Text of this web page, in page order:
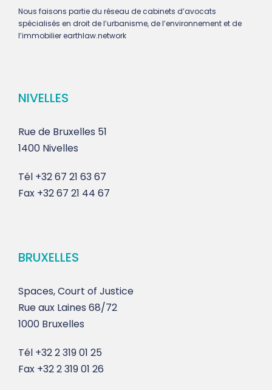
Nous faisons partie du réseau de cabinets d’avocats
spécialisés en droit de l’urbanisme, de l’environnement et de
l’immobilier earthlaw.network
NIVELLES
Rue de Bruxelles 51
1400 Nivelles
Tél +32 67 21 63 67
Fax +32 67 21 44 67
BRUXELLES
Spaces, Court of Justice
Rue aux Laines 68/72
1000 Bruxelles
Tél +32 2 319 01 25
Fax +32 2 319 01 26